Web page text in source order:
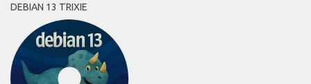
DEBIAN 13 TRIXIE